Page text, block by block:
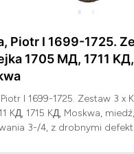
Piotr I 1699-1725.
1705 MД, 1711
I 1699-1725. Zestaw 3 x
KД, 1715 KД, Moskwa,
3-/4, z drobnymi